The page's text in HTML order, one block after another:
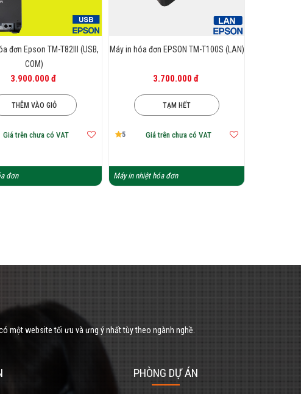
đơn Epson TM-T82III (USB,
COM)
3.900.000 đ
THÊM VÀO GIỎ
Giá trên chưa có VAT
đơn
Máy in hóa đơn EPSON TM-T100S (LAN)
3.700.000 đ
TẠM HẾT
5 Giá trên chưa có VAT
Máy in nhiệt hóa đơn
một website tối ưu và ưng ý nhất tùy theo ngành nghề.
PHÒNG DỰ ÁN